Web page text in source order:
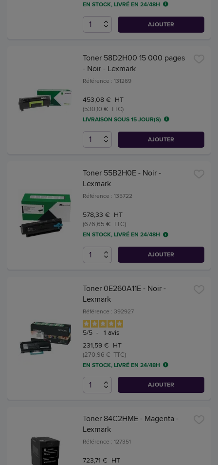
EN STOCK, LIVRÉ EN 24/48H
AJOUTER
Toner 58D2H00 15 000 pages
- Noir - Lexmark
Référence : 131269
453,08 € HT
(530,10 € TTC)
LIVRAISON SOUS 15 JOUR(S)
AJOUTER
Toner 55B2H0E - Noir -
Lexmark
Référence : 135722
578,33 € HT
(676,65 € TTC)
EN STOCK, LIVRÉ EN 24/48H
AJOUTER
Toner 0E260A11E - Noir -
Lexmark
Référence : 392927
5/5 - 1 avis
231,59 € HT
(270,96 € TTC)
EN STOCK, LIVRÉ EN 24/48H
AJOUTER
Toner 84C2HME - Magenta -
Lexmark
Référence : 127351
723,71 € HT